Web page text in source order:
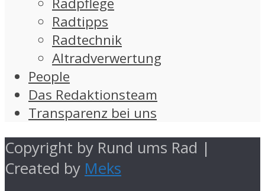
Radtipps
Radtechnik
Altradverwertung
People
Das Redaktionsteam
Transparenz bei uns
Copyright by Rund ums Rad |
Created by Meks